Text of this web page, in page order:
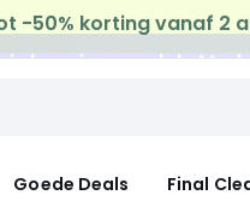
leveringop al de
Goede Deals Final